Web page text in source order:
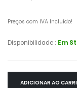
Preços com IVA Incluído!
Disponibilidade : Em
ADICIONAR AO